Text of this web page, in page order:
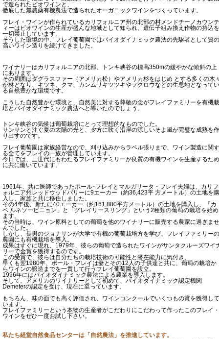
で造られたビオワインと、
徹底した無農薬有機農法で造られたオーガニックワインをつくっています。
フレイ・ワインが作られているカリフォルニア州の北部の村メンドチーノカウンテ
ィーはビオワインの生産が盛んな地域として知られ、遺伝子組み換え作物の持込を
一切禁止しています。
そうした環境の中、フレイ葡萄園ではバイオダイナミック農法の先駆者として質の
高いワイン造りを続けてきました。
ワイナリーはカリフォルニアの北部、トンキ峡谷の標高350mの緩やかな傾斜の上
にあります。
その周囲はダグラスファー（アメリカ松）やアメリカ杉をはじめ とする多くの木
が林となり、キツネ、クマ、カンムリキツツキやフクロウなどの生息地となってい
る自然豊かな環境です。
こうした自然豊かな環境と、自然美に対する尊敬の念がフレイファミリーを有機栽
培とバイオダイナミック農法へと導いたのでしょう。
トンキ峡谷の気候は葡萄栽培にとって理想的なものでした。
サンサンと注ぐ夏の太陽の光と、夕方に吹く沿岸の涼しいそよ風が完璧な成熟を作
り出すのです。
フレイ葡萄園は家族経営なので、刈り込みからラベル張りまで、ワイン製造に関す
る全てをフレイの一族が管理しています。
今日では、三世代にもわたるフレイファミリーが良質の有機ワインを生産するため
に共に働いています。
1961年、共に医師であったポール･フレイとマルガリータ・フレイ夫婦は、カリフ
ォルニア州レッドウッドバリーに9エーカー（約36,423平 方メートル）の土地を購
入し、家族と共に移住しました。
その4年後、新たに40エーカー（約161,880平方メートル）の土地を購入し、「カ
ベ ルネソービニョン」と「グレイリースリング」という2種類の葡萄の栽培を始め
ます。
その当時は、ワイン原料としての葡萄を他のワイナリーに販売する農家に過ぎませ
んでした。
しかし、長男のジョナサンが大学で有機の葡萄栽培方を学び、フレイファミリーの
農園にも有機栽培を導入。
成果はすぐに現れ、1979年、彼らの葡萄で造られたワインがサンタクルーズワイ
リーで金賞を獲得するのです。
この受賞で、彼らは自分たちの栽培技術の可能性と潜在能力に気付き、
早くも翌1980年、ポール・フレイは妻とその12人の子供達と共に、葡萄の栽培か
らワインの醸造までを一貫して行うフレイ葡萄園を設立。
1996年にはバイオダイナミック農法による農業を導入します。
そして、アメリカのワイナリーとして初めて、バイオダイナミック認定機関
Demeterの認定を受け、現在に至っています。
もちろん、味の面でも高く評価され、ワインコンクールでいくつもの賞を獲得して
います。
フレイファミリーという本物の生産者がこだわりにこだわって作ったこのフレイ・
ワインをぜひ一度お試し下さい。
私たち経堂自然食品センターは「自然農法」を推進しています。